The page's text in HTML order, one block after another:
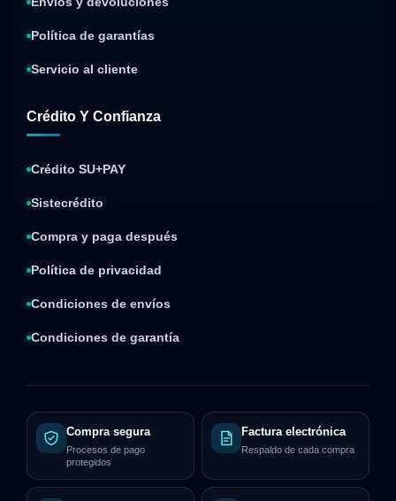
Política de garantías
Servicio al cliente
Crédito Y Confianza
Crédito SU+PAY
Sistecrédito
Compra y paga después
Política de privacidad
Condiciones de envíos
Condiciones de garantía
Compra segura
Procesos de pago
protegidos
Factura electrónica
Respaldo de cada compra